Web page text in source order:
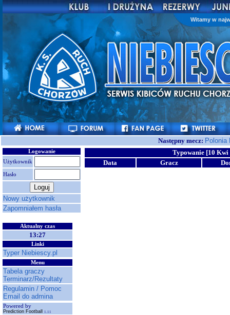
Witamy w
Następny mecz:
Logowanie
Użytkownik
Hasło
Nowy użytkownik
Zapomniałem hasła
Aktualny czas
13:27
Linki
Typer Niebiescy.pl
Menu
Tabela graczy
Terminarz/Rezultaty
Regulamin / Pomoc
Email do admina
Powered by
Prediction Football 1.11
Typowanie [10 Kwi
Data
Gracz